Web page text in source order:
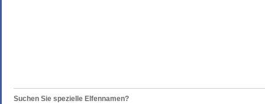
Suchen Sie spezielle Elfennamen?